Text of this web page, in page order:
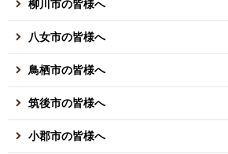
柳川市の皆様へ
八女市の皆様へ
鳥栖市の皆様へ
筑後市の皆様へ
小郡市の皆様へ